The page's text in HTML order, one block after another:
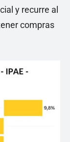
y recurre al
compras